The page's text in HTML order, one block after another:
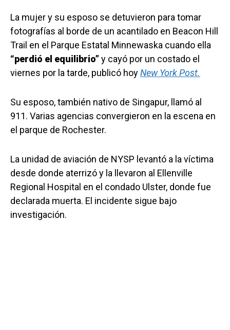
La mujer y su esposo se detuvieron para tomar
fotografías al borde de un acantilado en Beacon Hill
Trail en el Parque Estatal Minnewaska cuando ella
“perdió el equilibrio”y cayó por un costado el
viernes por la tarde, publicó hoyNew York Post.
Su esposo, también nativo de Singapur, llamó al
911. Varias agencias convergieron en la escena en
el parque de Rochester.
La unidad de aviación de NYSP levantó a la víctima
desde donde aterrizó y la llevaron al Ellenville
Regional Hospital en el condado Ulster, donde fue
declarada muerta. El incidente sigue bajo
investigación.